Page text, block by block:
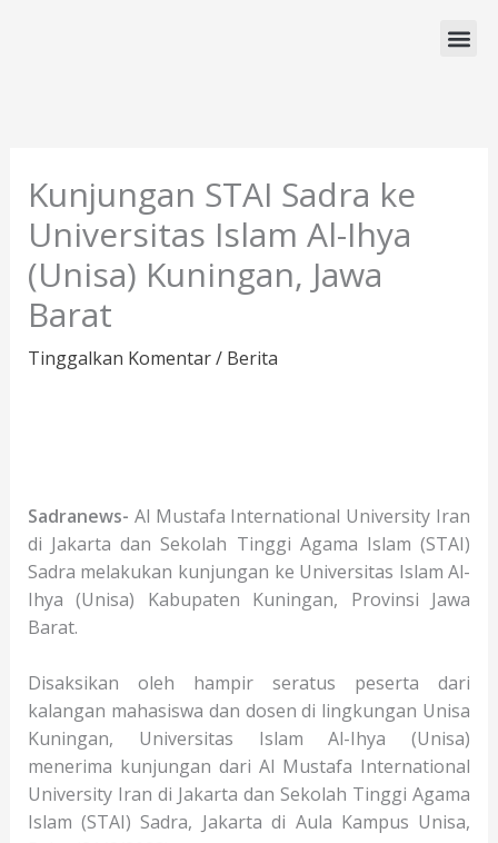
Kunjungan STAI Sadra ke
Universitas Islam Al-Ihya
(Unisa) Kuningan, Jawa
Barat
Tinggalkan Komentar/ Berita
Sadranews- Al Mustafa International University Iran
di Jakarta dan Sekolah Tinggi Agama Islam (STAI)
Sadra melakukan kunjungan ke Universitas Islam Al-
Ihya (Unisa) Kabupaten Kuningan, Provinsi Jawa
Barat.
Disaksikan oleh hampir seratus peserta dari
kalangan mahasiswa dan dosen di lingkungan Unisa
Kuningan, Universitas Islam Al-Ihya (Unisa)
menerima kunjungan dari Al Mustafa International
University Iran di Jakarta dan Sekolah Tinggi Agama
Islam (STAI) Sadra, Jakarta di Aula Kampus Unisa,